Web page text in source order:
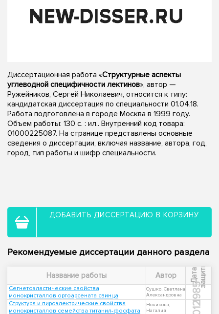
Диссертационная работа «Структурные аспекты
углеводной специфичности лектинов», автор —
Ружейников, Сергей Николаевич, относится к типу:
кандидатская диссертация по специальности 01.04.18.
Работа подготовлена в городе Москва в 1999 году.
Объем работы: 130 с. : ил.. Внутренний код товара:
01000225087. На странице представлены основные
сведения о диссертации, включая название, автора, год,
город, тип работы и шифр специальности.
ДОБАВИТЬ ДИССЕРТАЦИЮ В КОРЗИНУ
Рекомендуемые диссертации данного раздела
Название работы Автор Д
а
т
а
з
а
щ
и
ты
Сегнетоэластические свойства
монокристаллов ортоарсената свинца
Сушко, Светлана
Александровна
1985
Структура и пироэлектрические свойства
монокристаллов семейства титанил-фосфата
Новикова,
Наталия